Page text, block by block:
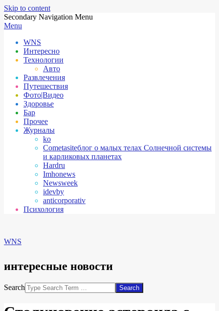
Skip to content
Secondary Navigation Menu
Menu
WNS
Интересно
Технологии
Авто
Развлечения
Путешествия
Фото|Видео
Здоровье
Бар
Прочее
Журналы
ko
Cometasiteблог о малых телах Солнечной системы
и карликовых планетах
Hardru
Imhonews
Newsweek
idevby
anticorporativ
Психология
WNS
интересные новости
Search